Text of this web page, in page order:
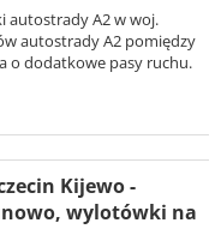
autostrady A2 w woj.
autostrady A2 pomiędzy
o dodatkowe pasy ruchu.
Kijewo -
wylotówki na